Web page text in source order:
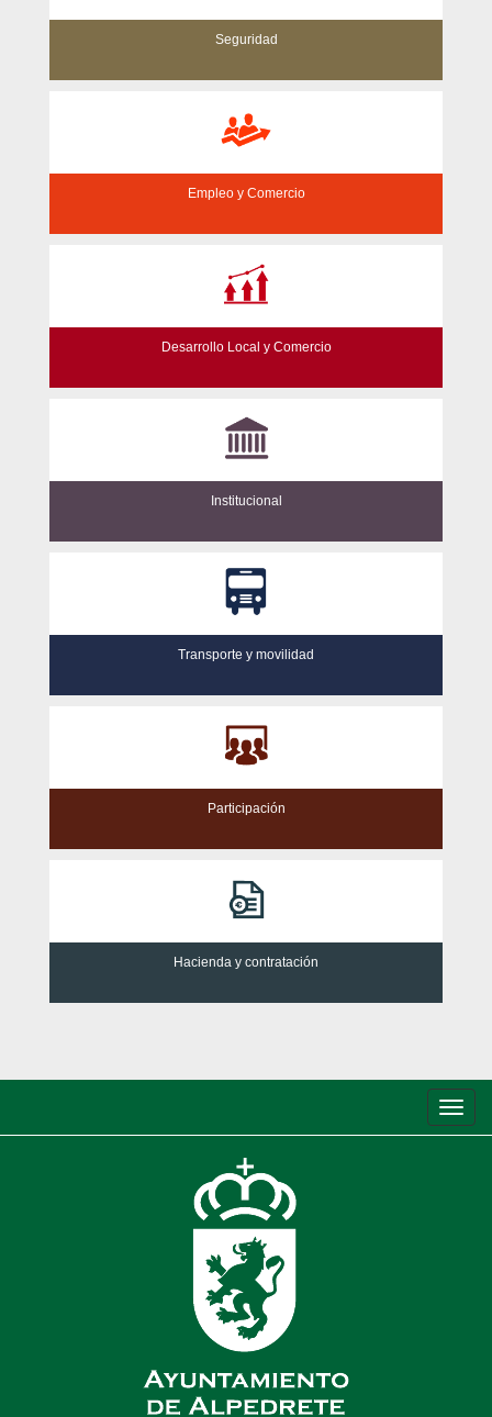
Seguridad
Empleo y Comercio
Desarrollo Local y Comercio
Institucional
Transporte y movilidad
Participación
Hacienda y contratación
de